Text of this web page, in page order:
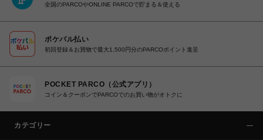
全国のPARCOやONLINE PARCOで貯まる＆使える
ポケパル払い
初回登録＆お買物で最大1,500円分のPARCOポイント進呈
POCKET PARCO（公式アプリ）
コイン＆クーポンでPARCOでのお買い物がオトクに
カテゴリー